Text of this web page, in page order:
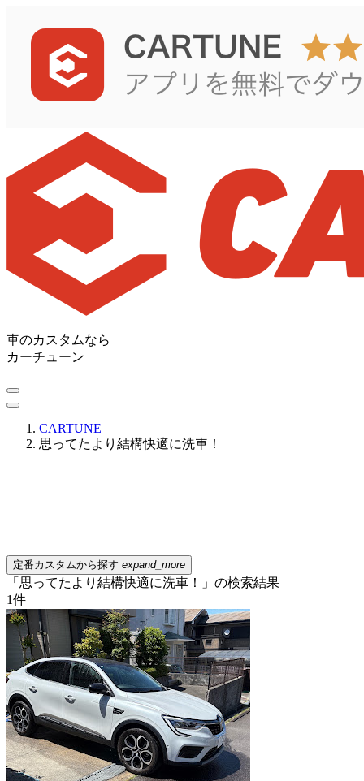
車のカスタムなら
カーチューン
CARTUNE
思ってたより結構快適に洗車！
定番カスタムから探す expand_more
「思ってたより結構快適に洗車！」の検索結果
1件